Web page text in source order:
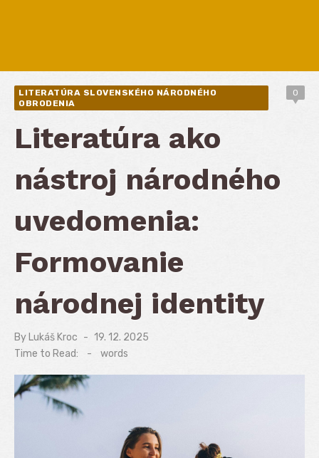
LITERATÚRA SLOVENSKÉHO NÁRODNÉHO
OBRODENIA
0
Literatúra ako
nástroj národného
uvedomenia:
Formovanie
národnej identity
By Lukáš Kroc
Posted
on
19. 12. 2025
Time to Read:
- words